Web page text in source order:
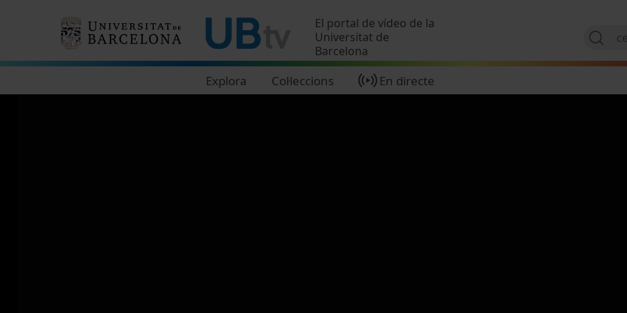
El portal de vídeo de la
Universitat de
Barcelona
Explora Col·leccions En directe